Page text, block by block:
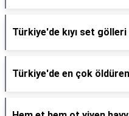
Türkiye'de kıyı set
Türkiye'de en çok